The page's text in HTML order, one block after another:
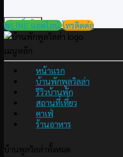
อ่านเพิ่มเติม
@LINE แอดไลน์ โทรติดต่อ
เมนูหลัก
หน้าแรก
บ้านพักพูลวิลล่า
รีวิวบ้านพัก
สถานที่เที่ยว
คาเฟ่
ร้านอาหาร
บ้านพูลวิลล่าทั้งหมด